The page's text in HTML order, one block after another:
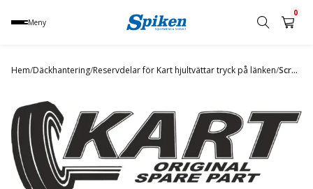
Meny
namn,
eller
varumärke
0
Hem/Däckhantering/Reservdelar för Kart hjultvättar tryck på länken/ Screw M10 special type